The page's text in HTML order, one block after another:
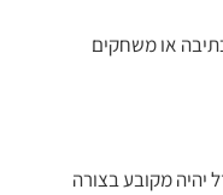
או משחקים
מקובע בצורה